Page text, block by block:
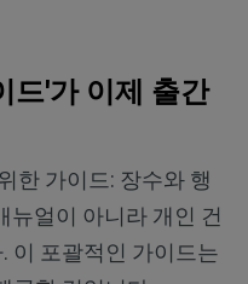
드'가 이제 출간
한 가이드: 장수와 행
뉴얼이 아니라 개인 건
이 포괄적인 가이드는